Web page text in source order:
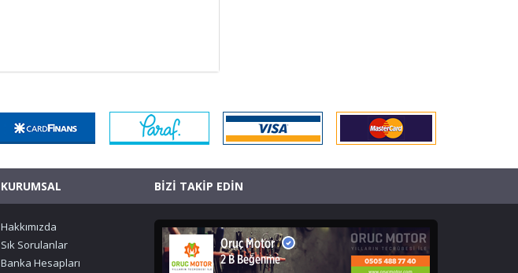
KURUMSAL
Hakkımızda
Sık Sorulanlar
Banka Hesapları
BİZİ TAKİP EDİN